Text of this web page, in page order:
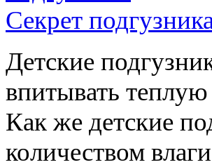
Секрет
Детские
впитывать
Как же детские
количеством